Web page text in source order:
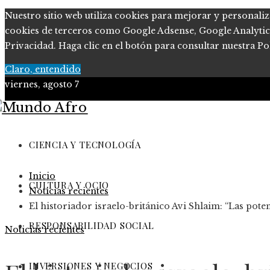
Nuestro sitio web utiliza cookies para mejorar y
cookies de terceros como Google Adsense, Google
Privacidad. Haga clic en el botón para consultar nuestra
Claro, entendido
viernes, agosto 7
Ciencia y tecnología
Inversiones y negocios
CIENCIA Y TECNOLOGÍA
CULTURA Y OCIO
RESPONSABILIDAD SOCIAL
INVERSIONES Y NEGOCIOS
Inicio
Noticias recientes
El historiador israelo-británico Avi Shlaim: “Las
Noticias recientes